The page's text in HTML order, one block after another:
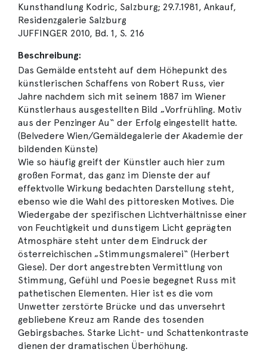
Kunsthandlung Kodric, Salzburg; 29.7.1981, Ankauf,
Residenzgalerie Salzburg
JUFFINGER 2010, Bd. 1, S. 216
Beschreibung:
Das Gemälde entsteht auf dem Höhepunkt des
künstlerischen Schaffens von Robert Russ, vier
Jahre nachdem sich mit seinem 1887 im Wiener
Künstlerhaus ausgestellten Bild „Vorfrühling. Motiv
aus der Penzinger Au“ der Erfolg eingestellt hatte.
(Belvedere Wien/Gemäldegalerie der Akademie der
bildenden Künste)
Wie so häufig greift der Künstler auch hier zum
großen Format, das ganz im Dienste der auf
effektvolle Wirkung bedachten Darstellung steht,
ebenso wie die Wahl des pittoresken Motives. Die
Wiedergabe der spezifischen Lichtverhältnisse einer
von Feuchtigkeit und dunstigem Licht geprägten
Atmosphäre steht unter dem Eindruck der
österreichischen „Stimmungsmalerei“ (Herbert
Giese). Der dort angestrebten Vermittlung von
Stimmung, Gefühl und Poesie begegnet Russ mit
pathetischen Elementen. Hier ist es die vom
Unwetter zerstörte Brücke und das unversehrt
gebliebene Kreuz am Rande des tosenden
Gebirgsbaches. Starke Licht- und Schattenkontraste
dienen der dramatischen Überhöhung.